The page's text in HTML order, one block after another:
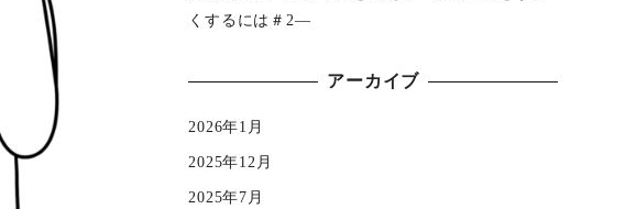
くするには＃2―
アーカイブ
2026年1月
2025年12月
2025年7月